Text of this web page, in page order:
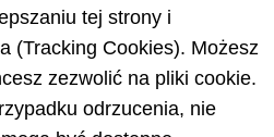
tej strony i
(Tracking Cookies). Możesz
zezwolić na pliki cookie.
odrzucenia, nie